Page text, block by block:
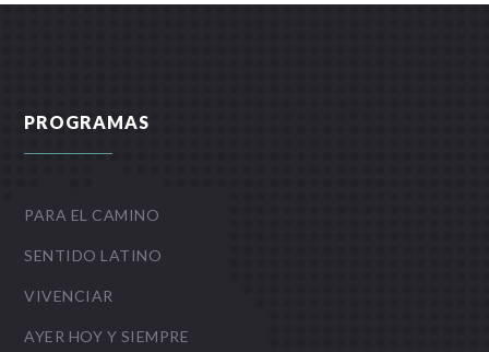
PROGRAMAS
PARA EL CAMINO
SENTIDO LATINO
VIVENCIAR
AYER HOY Y SIEMPRE